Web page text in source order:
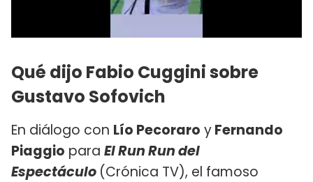
Qué dijo Fabio Cuggini sobre
Gustavo Sofovich
En diálogo con Lío Pecoraro yFernando
Piaggio para El Run Run del
Espectáculo (Crónica TV), el famoso